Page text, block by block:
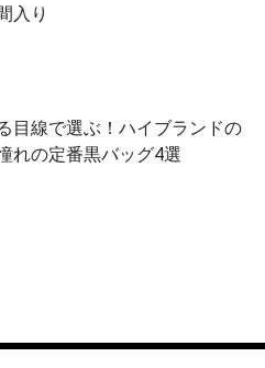
入り
目線で選ぶ！ハイブランドの
れの定番黒バッグ4選